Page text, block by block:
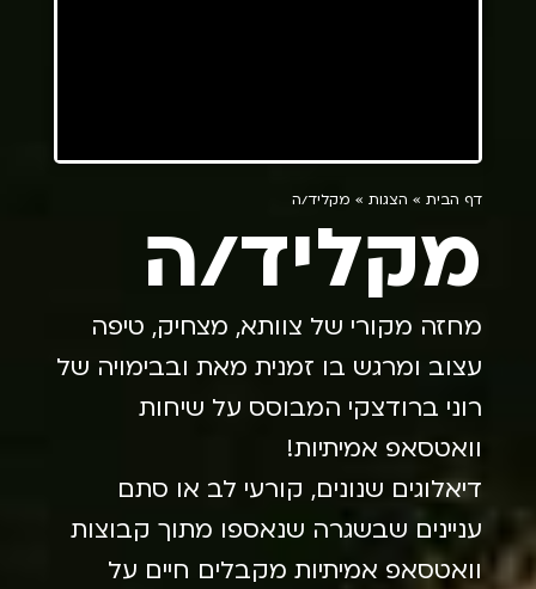
דף הבית » הצגות » מקליד/ה
מקליד/ה
מחזה מקורי של צוותא, מצחיק, טיפה
עצוב ומרגש בו זמנית מאת ובבימויה של
רוני ברודצקי המבוסס על שיחות
וואטסאפ אמיתיות!
דיאלוגים שנונים, קורעי לב או סתם
עניינים שבשגרה שנאספו מתוך קבוצות
וואטסאפ אמיתיות מקבלים חיים על